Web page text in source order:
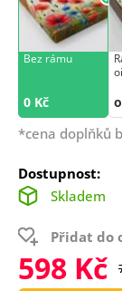
Bez rámu
0 Kč
*cena doplňků
Dostupnost:
Skladem
Přidat do
598 Kč